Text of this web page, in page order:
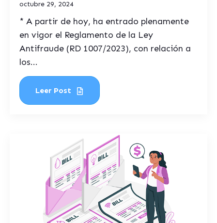
octubre 29, 2024
* A partir de hoy, ha entrado plenamente
en vigor el Reglamento de la Ley
Antifraude (RD 1007/2023), con relación a
los...
Leer Post